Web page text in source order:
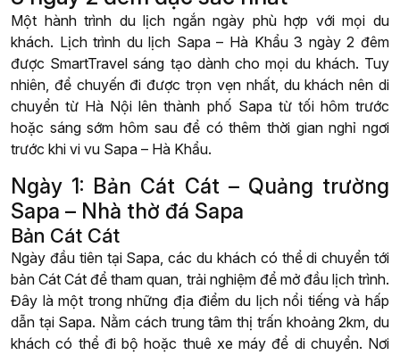
Một hành trình du lịch ngắn ngày phù hợp với mọi du
khách. Lịch trình du lịch Sapa – Hà Khẩu 3 ngày 2 đêm
được SmartTravel sáng tạo dành cho mọi du khách. Tuy
nhiên, để chuyến đi được trọn vẹn nhất, du khách nên di
chuyển từ Hà Nội lên thành phố Sapa từ tối hôm trước
hoặc sáng sớm hôm sau để có thêm thời gian nghỉ ngơi
trước khi vi vu Sapa – Hà Khẩu.
Ngày 1: Bản Cát Cát – Quảng trường
Sapa – Nhà thờ đá Sapa
Bản Cát Cát
Ngày đầu tiên tại Sapa, các du khách có thể di chuyển tới
bản Cát Cát để tham quan, trải nghiệm để mở đầu lịch trình.
Đây là một trong những địa điểm du lịch nổi tiếng và hấp
dẫn tại Sapa. Nằm cách trung tâm thị trấn khoảng 2km, du
khách có thể đi bộ hoặc thuê xe máy để di chuyển. Nơi